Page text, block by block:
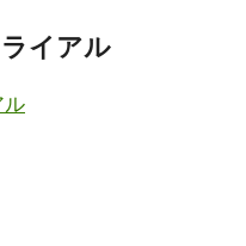
イアル
ル